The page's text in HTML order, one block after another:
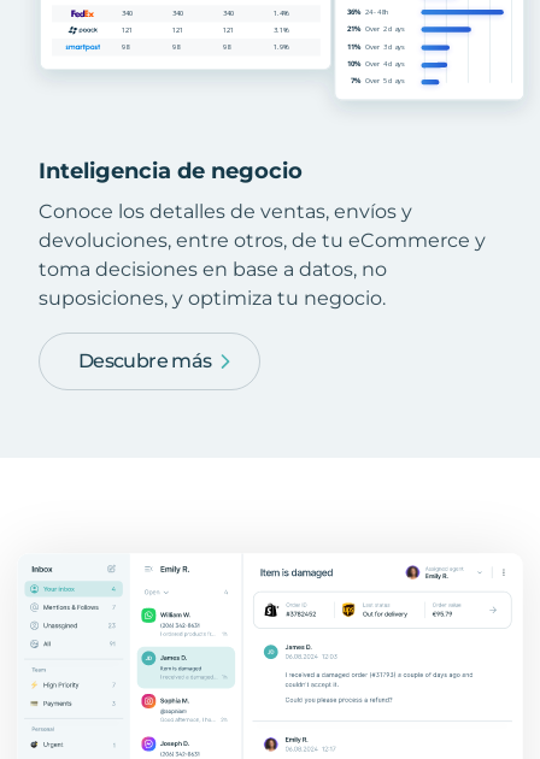
Inteligencia de negocio
Conoce los detalles de ventas, envíos y
devoluciones, entre otros, de tu eCommerce y
toma decisiones en base a datos, no
suposiciones, y optimiza tu negocio.
Descubre más